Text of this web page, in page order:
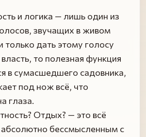
и логика — лишь один из
звучащих в живом
только дать этому голосу
то полезная функция
в сумасшедшего садовника,
под нож всё, что
глаза.
Отдых? — это всё
абсолютно бессмысленным с